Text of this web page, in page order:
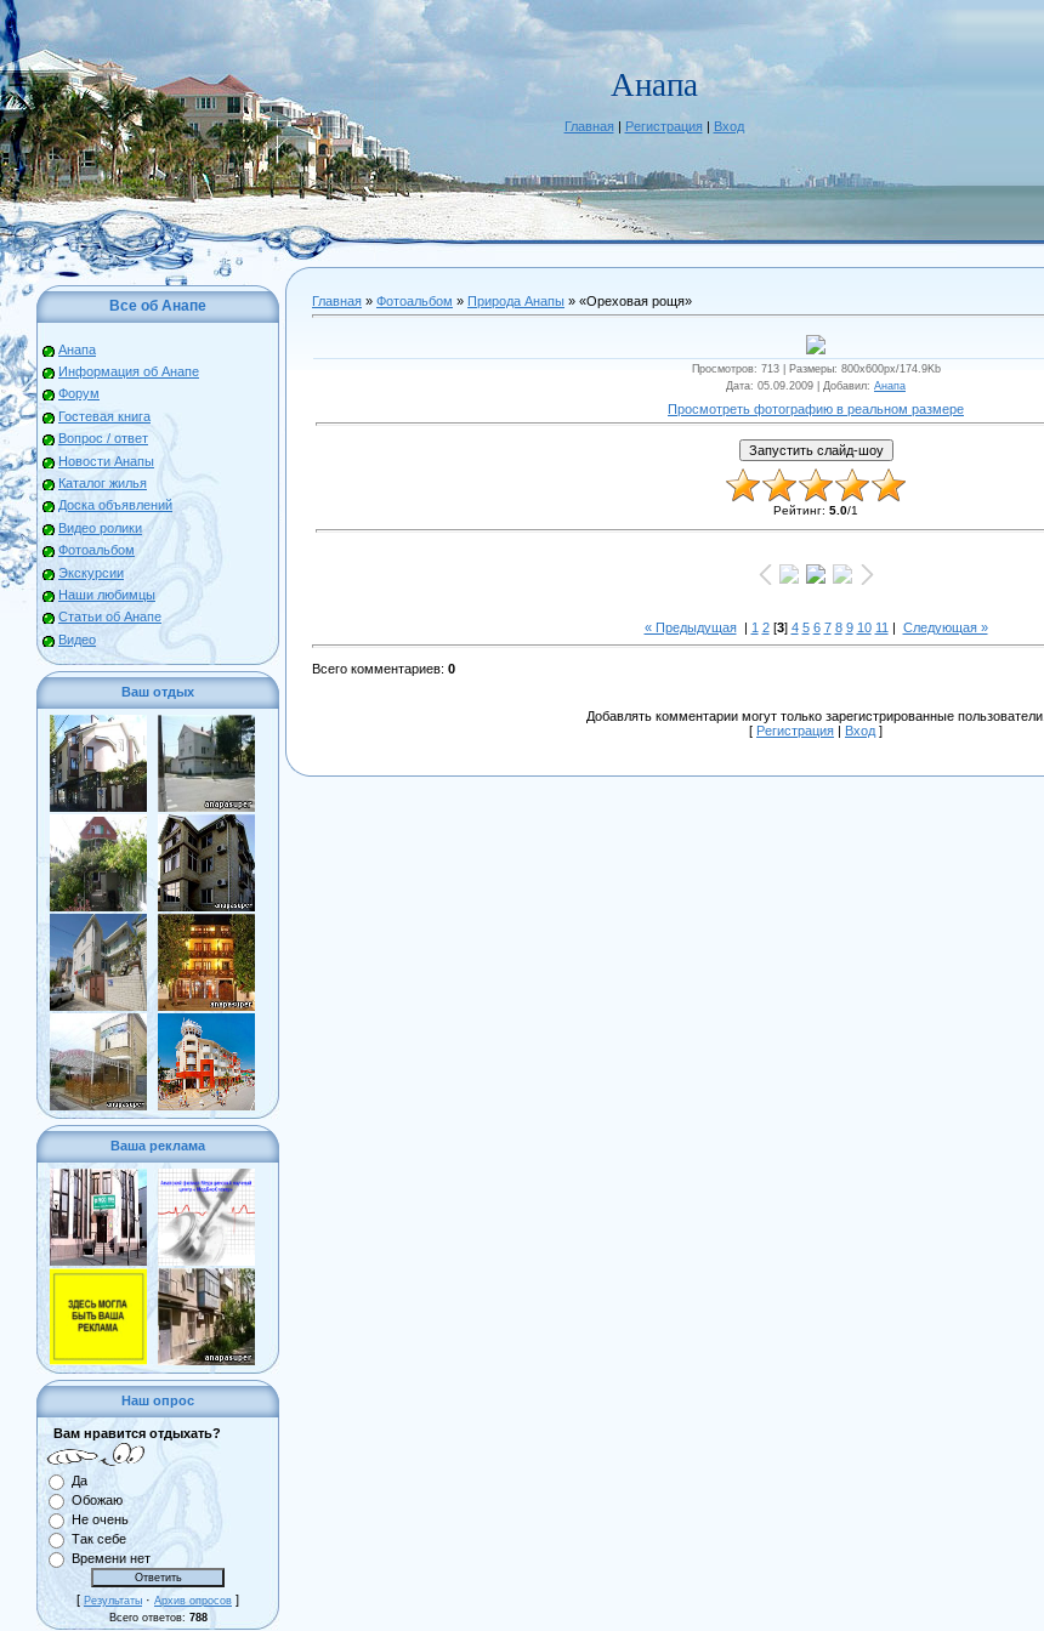
Анапа
Главная| Регистрация| Вход
Все об Анапе
Анапа
Информация об Анапе
Форум
Гостевая книга
Вопрос / ответ
Новости Анапы
Каталог жилья
Доска объявлений
Видео ролики
Фотоальбом
Экскурсии
Наши любимцы
Статьи об Анапе
Видео
Ваш отдых
Ваша реклама
Наш опрос
Вам нравится отдыхать?
Да
Обожаю
Не очень
Так себе
Времени нет
[ Результаты · Архив опросов ]
Всего ответов: 788
Главная » Фотоальбом » Природа Анапы » «Ореховая рощя»
Просмотров: 713 | Размеры: 800x600px/174.9Kb
Дата: 05.09.2009 | Добавил: Анапа
Просмотреть фотографию в реальном размере
Рейтинг: 5.0/1
« Предыдущая| 1 2[3] 4 5 6 7 8 9 10 11 | Следующая »
Всего комментариев: 0
Добавлять комментарии могут только зарегистрированные пользователи.
[ Регистрация Вход ]